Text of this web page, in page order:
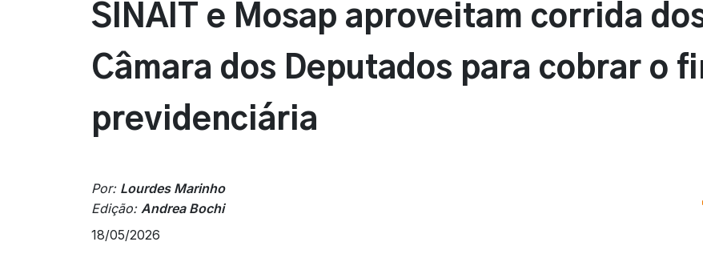
SINAIT e Mosap aproveitam corrida
Câmara dos Deputados para cobrar o
previdenciária
Por: Lourdes Marinho
Edição: Andrea Bochi
18/05/2026